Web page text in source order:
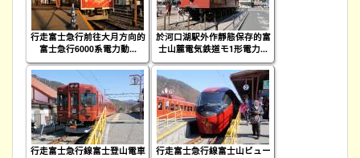
行走富士急行前往大月方向的
富士急行6000系電力動...
於河口湖駅外作靜態保存的富
士山麓電気鉄道モ1形電力...
行走富士急行線富士登山電車
行走富士急行線富士山ビュー